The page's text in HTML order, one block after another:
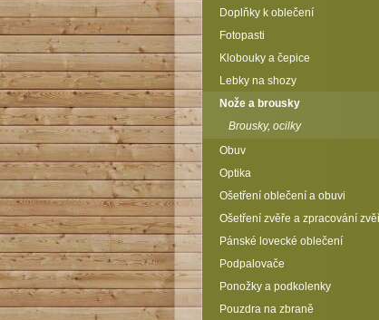
Doplňky k oblečení
Fotopasti
Klobouky a čepice
Lebky na shozy
Nože a brousky
Brousky, ocilky
Obuv
Optika
Ošetření oblečení a obuvi
Ošetření zvěře a zpracování
Pánské lovecké oblečení
Podpalovače
Ponožky a podkolenky
Pouzdra na zbraně